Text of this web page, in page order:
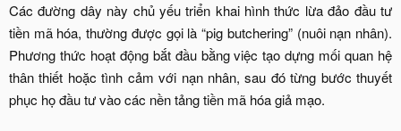
Các đường dây này chủ yếu triển khai hình thức lừa đảo đầu tư
tiền mã hóa, thường được gọi là “pig butchering” (nuôi nạn nhân).
Phương thức hoạt động bắt đầu bằng việc tạo dựng mối quan hệ
thân thiết hoặc tình cảm với nạn nhân, sau đó từng bước thuyết
phục họ đầu tư vào các nền tảng tiền mã hóa giả mạo.